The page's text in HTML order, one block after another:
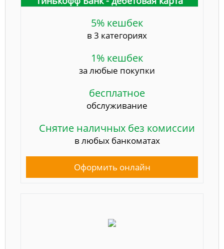
5% кешбек
в 3 категориях
1% кешбек
за любые покупки
бесплатное
обслуживание
Снятие наличных без комиссии
в любых банкоматах
Оформить онлайн